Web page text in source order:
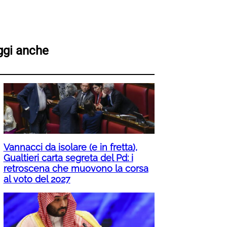
anche
Vannacci da isolare (e in fretta),
Gualtieri carta segreta del Pd: i
retroscena che muovono la corsa
al voto del 2027